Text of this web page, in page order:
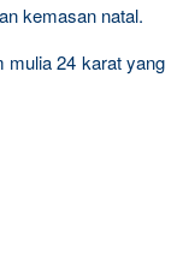
kemasan natal.
mulia 24 karat yang